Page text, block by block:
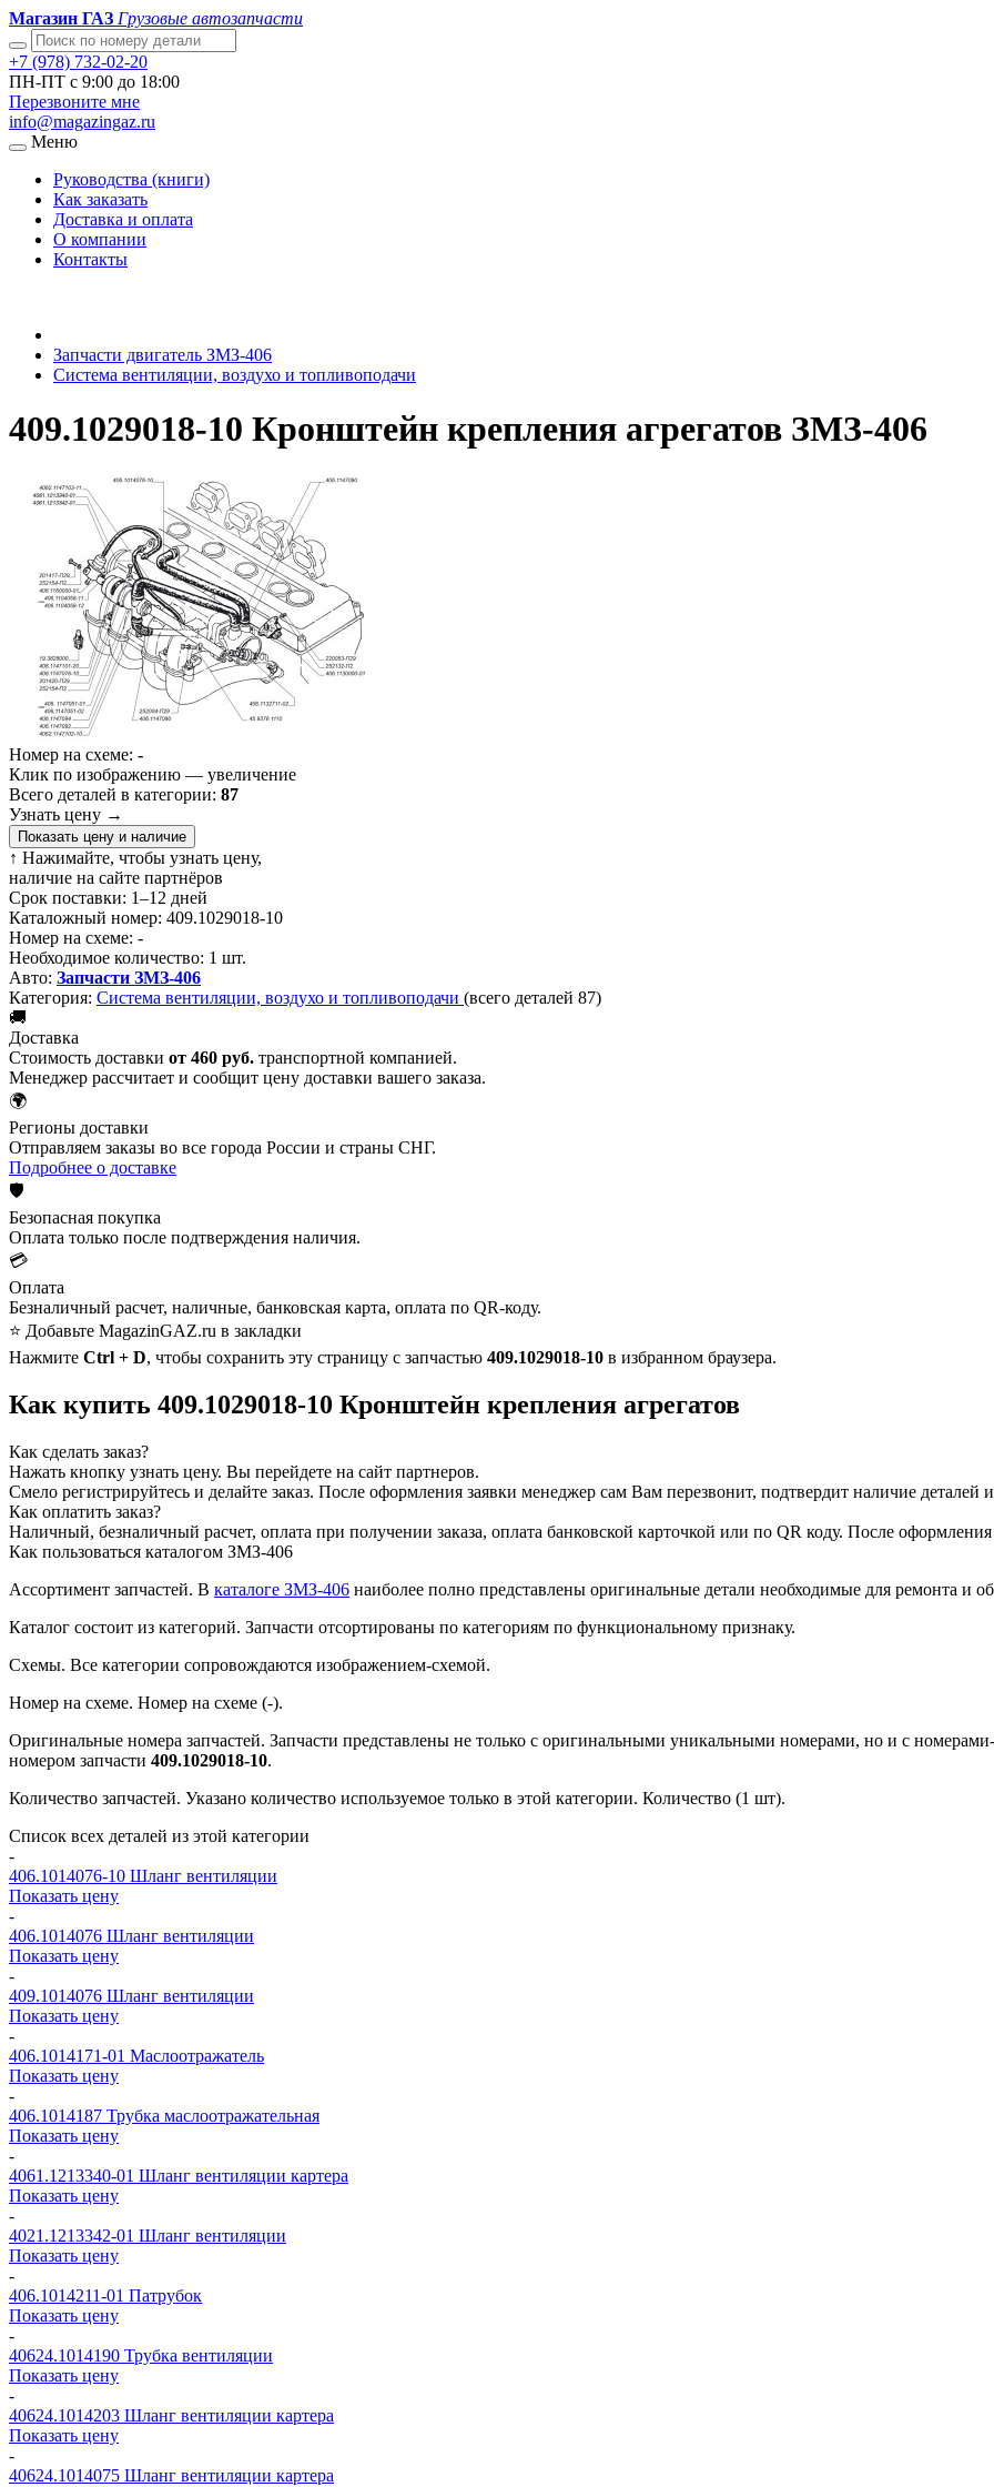
Магазин ГАЗ Грузовые автозапчасти
+7 (978) 732-02-20
ПН-ПТ с 9:00 до 18:00
Перезвоните мне
info@magazingaz.ru
Меню
Руководства (книги)
Как заказать
Доставка и оплата
О компании
Контакты
Запчасти двигатель ЗМЗ-406
Система вентиляции, воздухо и топливоподачи
409.1029018-10 Кронштейн крепления агрегатов ЗМЗ-406
Номер на схеме: -
Клик по изображению — увеличение
Всего деталей в категории: 87
Узнать цену →
Показать цену и наличие
↑ Нажимайте, чтобы узнать цену,
наличие на сайте партнёров
Срок поставки: 1–12 дней
Каталожный номер: 409.1029018-10
Номер на схеме: -
Необходимое количество: 1 шт.
Авто: Запчасти ЗМЗ-406
Категория: Система вентиляции, воздухо и топливоподачи (всего деталей 87)
🚚
Доставка
Стоимость доставки от 460 руб. транспортной компанией.
Менеджер рассчитает и сообщит цену доставки вашего заказа.
🌍
Регионы доставки
Отправляем заказы во все города России и страны СНГ.
Подробнее о доставке
🛡️
Безопасная покупка
Оплата только после подтверждения наличия.
💳
Оплата
Безналичный расчет, наличные, банковская карта, оплата по QR-коду.
⭐ Добавьте MagazinGAZ.ru в закладки
Нажмите Ctrl + D, чтобы сохранить эту страницу с запчастью 409.1029018-10 в избранном браузера.
Как купить 409.1029018-10 Кронштейн крепления агрегатов
Как сделать заказ?
Нажать кнопку узнать цену. Вы перейдете на сайт партнеров.
Смело регистрируйтесь и делайте заказ. После оформления заявки менеджер сам Вам перезвонит, подтвердит наличие деталей
Как оплатить заказ?
Наличный, безналичный расчет, оплата при получении заказа, оплата банковской карточкой или по QR коду. После оформления
Как пользоваться каталогом ЗМЗ-406
Ассортимент запчастей. В каталоге ЗМЗ-406 наиболее полно представлены оригинальные детали необходимые для ремонта и
Каталог состоит из категорий. Запчасти отсортированы по категориям по функциональному признаку.
Схемы. Все категории сопровождаются изображением-схемой.
Номер на схеме. Номер на схеме (-).
Оригинальные номера запчастей. Запчасти представлены не только с оригинальными уникальными номерами, но и с
номером запчасти 409.1029018-10.
Количество запчастей. Указано количество используемое только в этой категории. Количество (1 шт).
Список всех деталей из этой категории
-
406.1014076-10 Шланг вентиляции
Показать цену
-
406.1014076 Шланг вентиляции
Показать цену
-
409.1014076 Шланг вентиляции
Показать цену
-
406.1014171-01 Маслоотражатель
Показать цену
-
406.1014187 Трубка маслоотражательная
Показать цену
-
4061.1213340-01 Шланг вентиляции картера
Показать цену
-
4021.1213342-01 Шланг вентиляции
Показать цену
-
406.1014211-01 Патрубок
Показать цену
-
40624.1014190 Трубка вентиляции
Показать цену
-
40624.1014203 Шланг вентиляции картера
Показать цену
-
40624.1014075 Шланг вентиляции картера